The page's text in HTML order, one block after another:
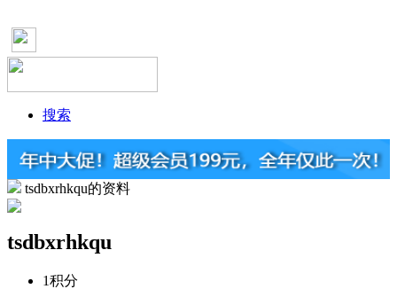
搜索
tsdbxrhkqu的资料
tsdbxrhkqu
1积分